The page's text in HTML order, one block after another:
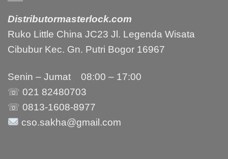
Distributormasterlock.com
Ruko Little China JC23 Jl. Legenda Wisata
Cibubur Kec. Gn. Putri Bogor 16967
Senin – Jumat 08:00 – 17:00
☏ 021 82480703
☏ 0813-1608-8977
cso.sakha@gmail.com